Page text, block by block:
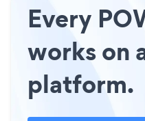
Every
works on
platform.